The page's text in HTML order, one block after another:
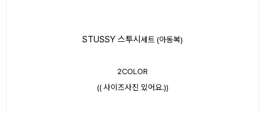
STUSSY 스투시 세트 (아동복)
2COLOR
(( 사이즈사진 있어요.))